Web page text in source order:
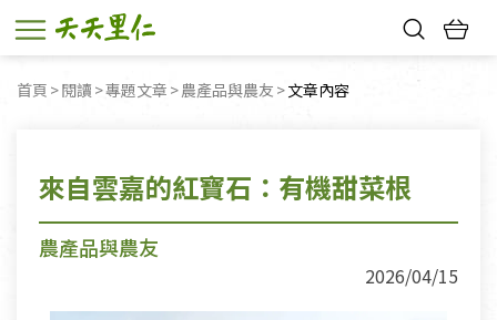
首頁 閱讀 專題文章 農產品與農友 目前頁面：
文章內容
來自雲嘉的紅寶石：有機甜菜根
農產品與農友
2026/04/15